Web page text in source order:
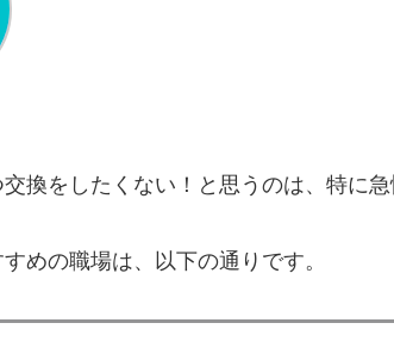
換をしたくない！と思うのは、特に
めの職場は、以下の通りです。